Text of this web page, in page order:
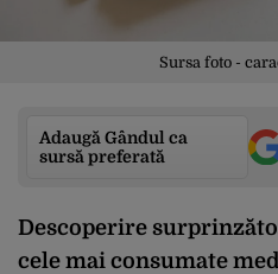
Sursa foto -
Adaugă Gândul ca
sursă preferată
Descoperire
cele mai consumate